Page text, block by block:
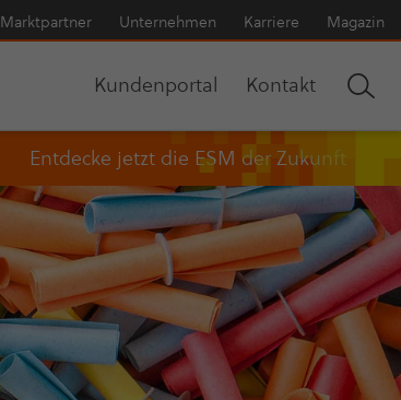
Markt­part­ner Unter­neh­men Karriere Magazin
Kun­den­por­tal Kontakt
Entdecke jetzt die ESM der Zukunft